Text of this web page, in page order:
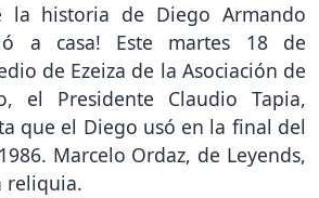
la historia de Diego Armando
a casa! Este martes 18 de
de Ezeiza de la Asociación de
el Presidente Claudio Tapia,
que el Diego usó en la final del
Marcelo Ordaz, de Leyends,
reliquia.